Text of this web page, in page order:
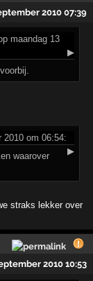
2010 07:39
maandag 13
▶
2010 om 06:54:
▶
waarover
straks lekker over
2010 10:53